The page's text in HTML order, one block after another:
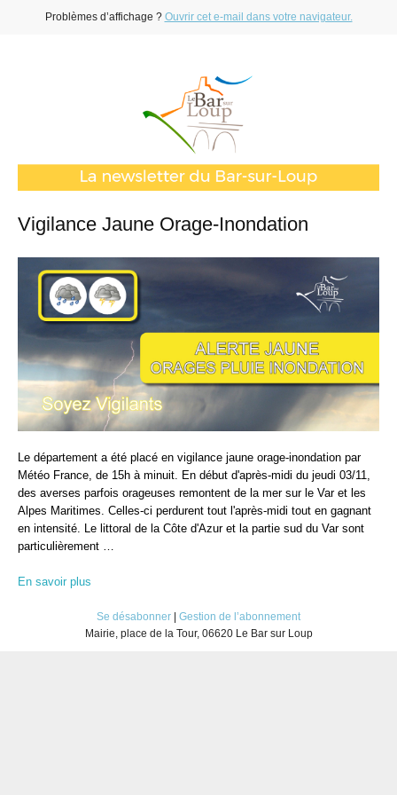
Problèmes d’affichage ? Ouvrir cet e-mail dans votre navigateur.
Vigilance Jaune Orage-Inondation
Le département a été placé en vigilance jaune orage-inondation par
Météo France, de 15h à minuit. En début d'après-midi du jeudi 03/11,
des averses parfois orageuses remontent de la mer sur le Var et les
Alpes Maritimes. Celles-ci perdurent tout l'après-midi tout en gagnant
en intensité. Le littoral de la Côte d'Azur et la partie sud du Var sont
particulièrement …
En savoir plus
Se désabonner
Gestion de l’abonnement
Mairie, place de la Tour, 06620 Le Bar sur Loup